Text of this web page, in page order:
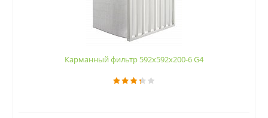
Карманный фильтр 592х592х200-6 G4